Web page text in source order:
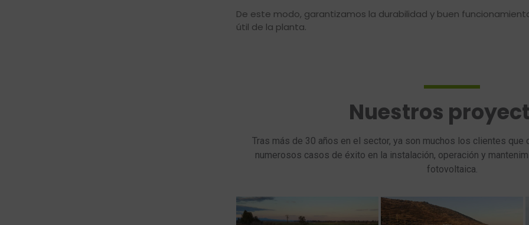
De este modo, garantizamos la durabilidad y buen
útil de la planta.
Nuestros
Tras más de 30 años en el sector, ya son muchos los clientes que
numerosos casos de éxito en la instalación, operación y
fotovoltaica.